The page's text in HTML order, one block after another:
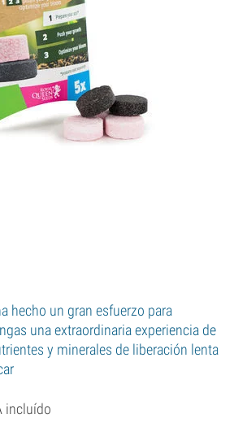
hecho un gran esfuerzo para
una extraordinaria experiencia de
y minerales de liberación lenta
incluído